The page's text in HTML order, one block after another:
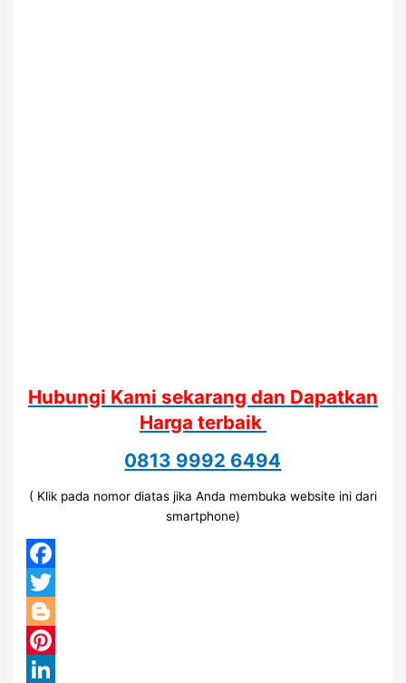
Hubungi Kami sekarang dan Dapatkan
Harga terbaik
0813 9992 6494
( Klik pada nomor diatas jika Anda membuka website ini dari
smartphone)
Facebook
Twitter
Blogger
Pinterest